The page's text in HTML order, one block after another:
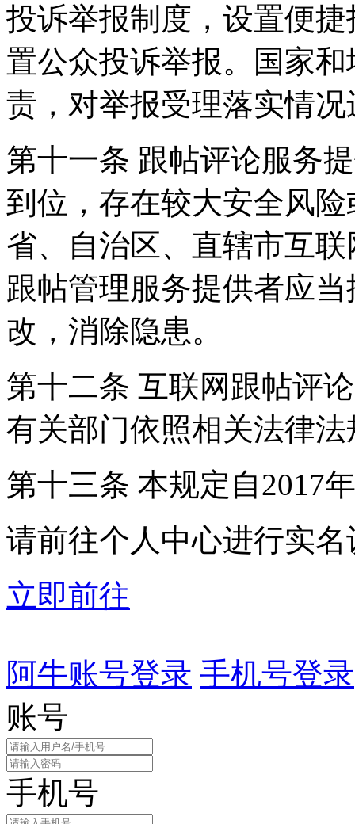
投诉举报制度，设置便
置公众投诉举报。国家
责，对举报受理落实情
第十一条 跟帖评论服务
到位，存在较大安全风
省、自治区、直辖市互
跟帖管理服务提供者应
改，消除隐患。
第十二条 互联网跟帖评
有关部门依照相关法律
第十三条 本规定自2017
请前往个人中心进行实名
立即前往
阿牛账号登录 手机号登录
账号
手机号